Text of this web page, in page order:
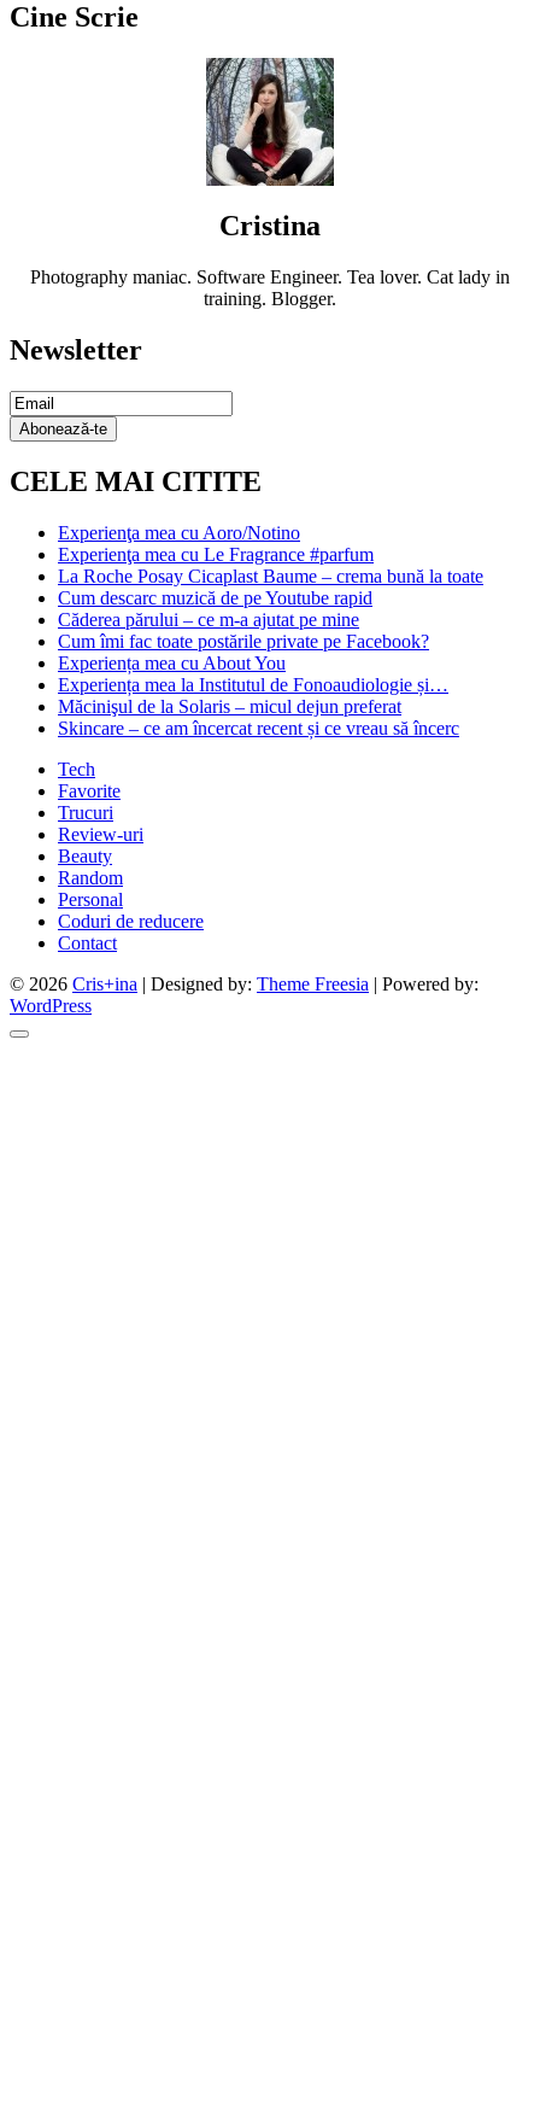
Cine Scrie
Cristina
Photography maniac. Software Engineer. Tea lover. Cat lady in
training. Blogger.
Newsletter
Email
Subscription
Abonează-te
CELE MAI CITITE
Experienţa mea cu Aoro/Notino
Experienţa mea cu Le Fragrance #parfum
La Roche Posay Cicaplast Baume – crema bună la toate
Cum descarc muzică de pe Youtube rapid
Căderea părului – ce m-a ajutat pe mine
Cum îmi fac toate postările private pe Facebook?
Experiența mea cu About You
Experiența mea la Institutul de Fonoaudiologie și…
Măcinişul de la Solaris – micul dejun preferat
Skincare – ce am încercat recent și ce vreau să încerc
Tech
Favorite
Trucuri
Review-uri
Beauty
Random
Personal
Coduri de reducere
Contact
© 2026 Cris+ina | Designed by: Theme Freesia | Powered by:
WordPress